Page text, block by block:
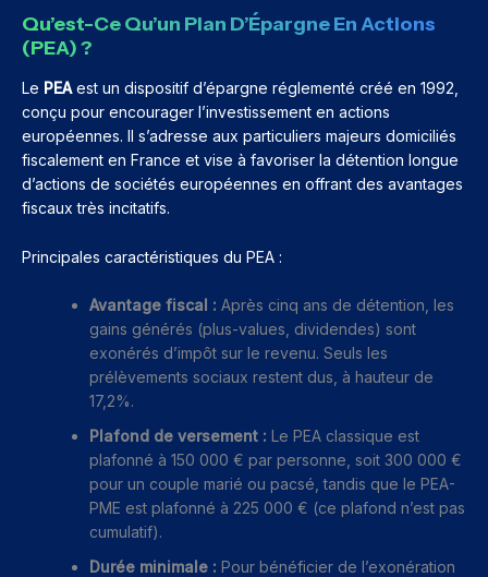
Qu’est-Ce Qu’un Plan D’Épargne En Actions
(PEA) ?
Le PEAest un dispositif d’épargne réglementé créé en 1992,
conçu pour encourager l’investissement en actions
européennes. Il s’adresse aux particuliers majeurs domiciliés
fiscalement en France et vise à favoriser la détention longue
d’actions de sociétés européennes en offrant des avantages
fiscaux très incitatifs.
Principales caractéristiques du PEA :
Avantage fiscal : Après cinq ans de détention, les
gains générés (plus-values, dividendes) sont
exonérés d’impôt sur le revenu. Seuls les
prélèvements sociaux restent dus, à hauteur de
17,2%.
Plafond de versement : Le PEA classique est
plafonné à 150 000 € par personne, soit 300 000 €
pour un couple marié ou pacsé, tandis que le PEA-
PME est plafonné à 225 000 € (ce plafond n’est pas
cumulatif).
Durée minimale : Pour bénéficier de l’exonération